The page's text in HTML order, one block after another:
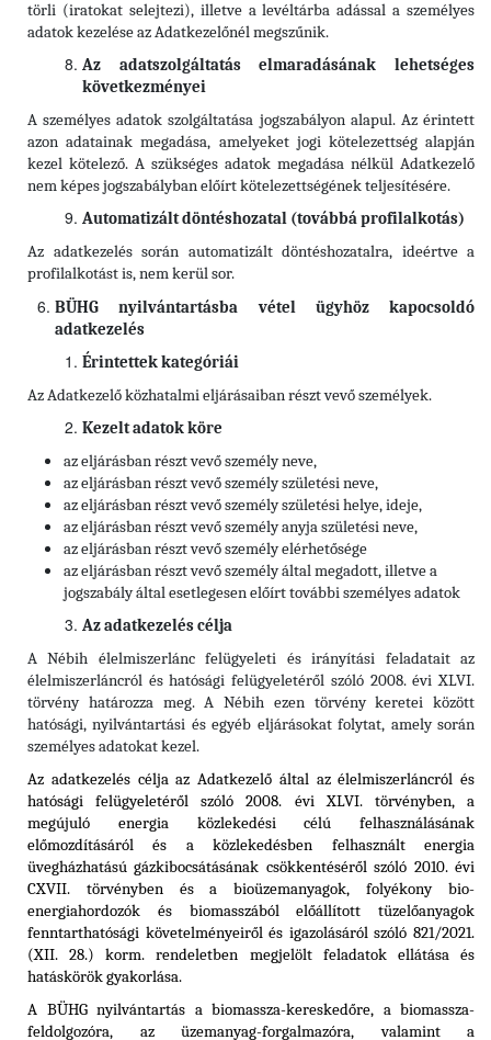
törli (iratokat selejtezi), illetve a levéltárba adással a személyes
adatok kezelése az Adatkezelőnél megszűnik.
Az adatszolgáltatás elmaradásának lehetséges
következményei
A személyes adatok szolgáltatása jogszabályon alapul. Az érintett
azon adatainak megadása, amelyeket jogi kötelezettség alapján
kezel kötelező. A szükséges adatok megadása nélkül Adatkezelő
nem képes jogszabályban előírt kötelezettségének teljesítésére.
Automatizált döntéshozatal (továbbá profilalkotás)
Az adatkezelés során automatizált döntéshozatalra, ideértve a
profilalkotást is, nem kerül sor.
BÜHG nyilvántartásba vétel ügyhöz kapocsoldó
adatkezelés
Érintettek kategóriái
Az Adatkezelő közhatalmi eljárásaiban részt vevő személyek.
Kezelt adatok köre
az eljárásban részt vevő személy neve,
az eljárásban részt vevő személy születési neve,
az eljárásban részt vevő személy születési helye, ideje,
az eljárásban részt vevő személy anyja születési neve,
az eljárásban részt vevő személy elérhetősége
az eljárásban részt vevő személy által megadott, illetve a
jogszabály által esetlegesen előírt további személyes adatok
Az adatkezelés célja
A Nébih élelmiszerlánc felügyeleti és irányítási feladatait az
élelmiszerláncról és hatósági felügyeletéről szóló 2008. évi XLVI.
törvény határozza meg. A Nébih ezen törvény keretei között
hatósági, nyilvántartási és egyéb eljárásokat folytat, amely során
személyes adatokat kezel.
Az adatkezelés célja az Adatkezelő által az élelmiszerláncról és
hatósági felügyeletéről szóló 2008. évi XLVI. törvényben, a
megújuló energia közlekedési célú felhasználásának
előmozdításáról és a közlekedésben felhasznált energia
üvegházhatású gázkibocsátásának csökkentéséről szóló 2010. évi
CXVII. törvényben és abioüzemanyagok, folyékony bio-
energiahordozók és biomasszából előállított tüzelőanyagok
fenntarthatósági követelményeiről és igazolásáról szóló 821/2021.
(XII. 28.) korm. rendeletben megjelölt feladatok ellátása és
hatáskörök gyakorlása.
A BÜHG nyilvántartás a biomassza-kereskedőre, a biomassza-
feldolgozóra, az üzemanyag-forgalmazóra, valamint a